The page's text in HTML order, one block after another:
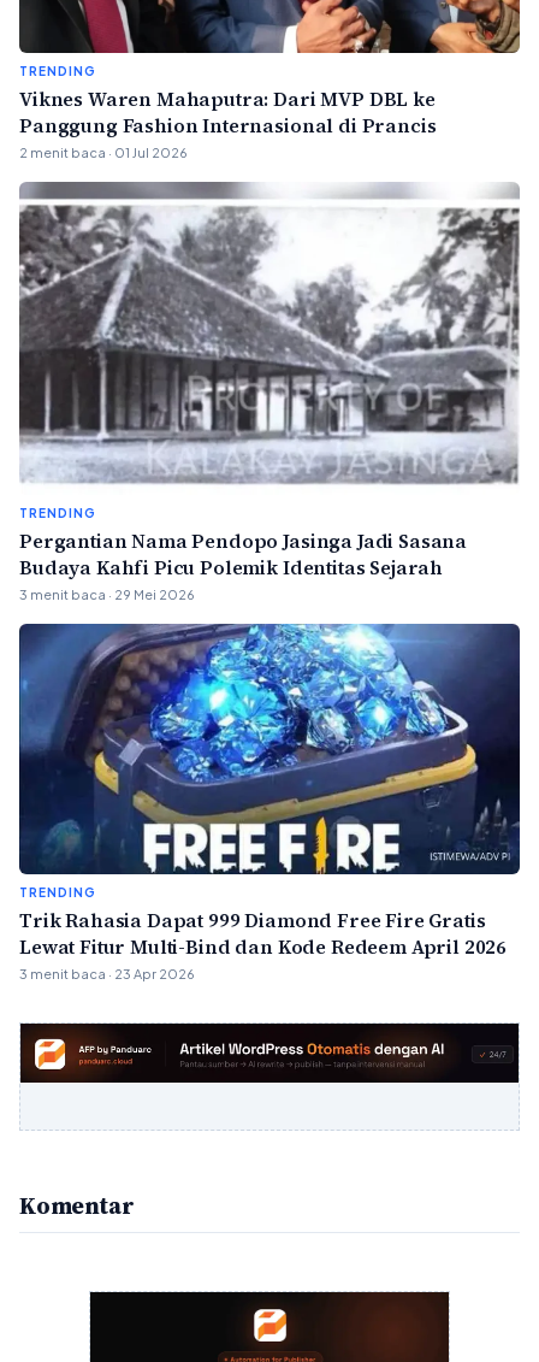
TRENDING
Viknes Waren Mahaputra: Dari MVP DBL ke
Panggung Fashion Internasional di Prancis
2 menit baca · 01 Jul 2026
TRENDING
Pergantian Nama Pendopo Jasinga Jadi Sasana
Budaya Kahfi Picu Polemik Identitas Sejarah
3 menit baca · 29 Mei 2026
TRENDING
Trik Rahasia Dapat 999 Diamond Free Fire Gratis
Lewat Fitur Multi-Bind dan Kode Redeem April 2026
3 menit baca · 23 Apr 2026
Komentar